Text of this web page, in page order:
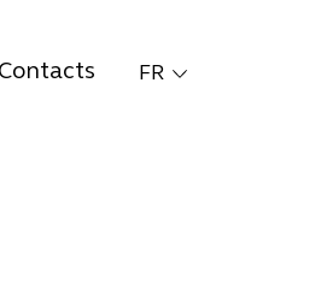
Contacts FR